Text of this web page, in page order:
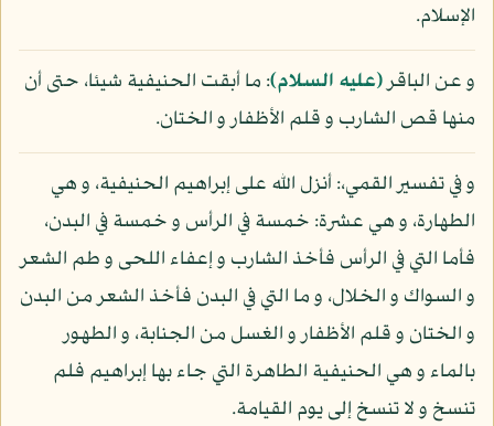
الإسلام.
و عن الباقر(عليه السلام): ما أبقت الحنيفية شيئا، حتى أن
منها قص الشارب و قلم الأظفار و الختان.
و في تفسير القمي،: أنزل الله على إبراهيم الحنيفية، و هي
الطهارة، و هي عشرة: خمسة في الرأس و خمسة في البدن،
فأما التي في الرأس فأخذ الشارب و إعفاء اللحى و طم الشعر
و السواك و الخلال، و ما التي في البدن فأخذ الشعر من البدن
و الختان و قلم الأظفار و الغسل من الجنابة، و الطهور
بالماء و هي الحنيفية الطاهرة التي جاء بها إبراهيم فلم
تنسخ و لا تنسخ إلى يوم القيامة.